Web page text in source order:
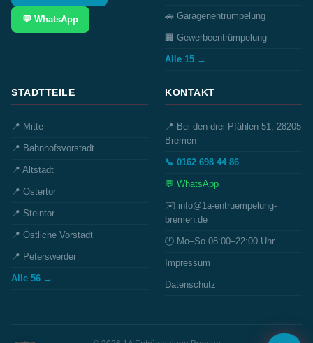
💬 WhatsApp 🚗 Garagenentrümpelung
🏢 Gewerbeentrümpelung
Alle 15 →
STADTTEILE
📍 Mitte
📍 Bahnhofsvorstadt
📍 Altstadt
📍 Ostertor
📍 Steintor
📍 Östliche Vorstadt
📍 Peterswerder
Alle 56 →
KONTAKT
📍 Bei den drei Pfählen 51, 28205
Bremen
📞 0162 698 44 86
💬 WhatsApp
✉️ info@1a-entruempelung-
bremen.de
🕐 Mo–So 08:00–22:00 Uhr
Impressum
Datenschutz